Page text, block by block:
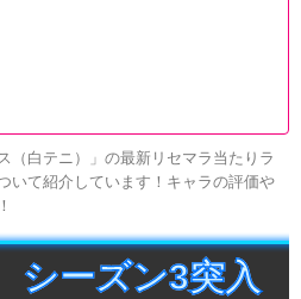
（白テニ）」の最新リセマラ当たりラ
いて紹介しています！キャラの評価や
入